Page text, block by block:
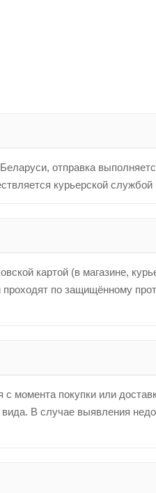
отправка
курьерской
картой (в магазине,
по защищённому
с момента покупки или
В случае выявления